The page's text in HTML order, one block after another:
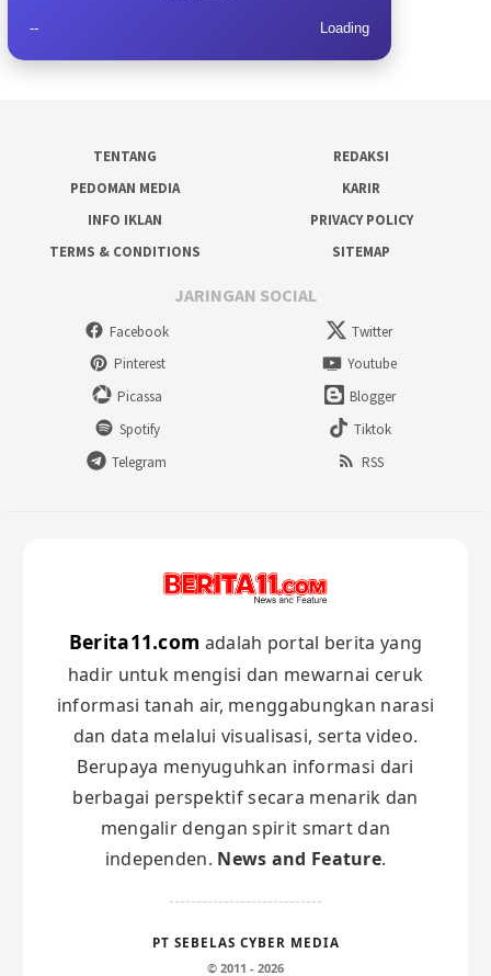
-- Loading
TENTANG
REDAKSI
PEDOMAN MEDIA
KARIR
INFO IKLAN
PRIVACY POLICY
TERMS & CONDITIONS
SITEMAP
JARINGAN SOCIAL
Facebook
Twitter
Pinterest
Youtube
Picassa
Blogger
Spotify
Tiktok
Telegram
RSS
Berita11.com adalah portal berita yang
hadir untuk mengisi dan mewarnai ceruk
informasi tanah air, menggabungkan narasi
dan data melalui visualisasi, serta video.
Berupaya menyuguhkan informasi dari
berbagai perspektif secara menarik dan
mengalir dengan spirit smart dan
independen. News and Feature.
PT SEBELAS CYBER MEDIA
© 2011 - 2026